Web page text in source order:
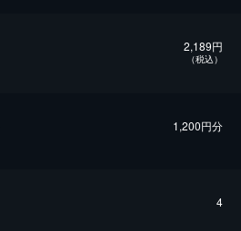
2,189円
（税込）
1,200円分
4